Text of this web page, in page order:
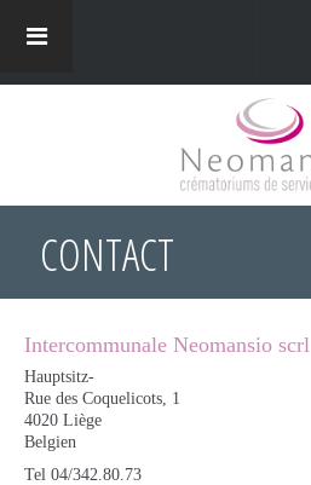
CONTACT
Intercommunale Neomansio scrl
Hauptsitz-
Rue des Coquelicots, 1
4020 Liège
Belgien
Tel 04/342.80.73